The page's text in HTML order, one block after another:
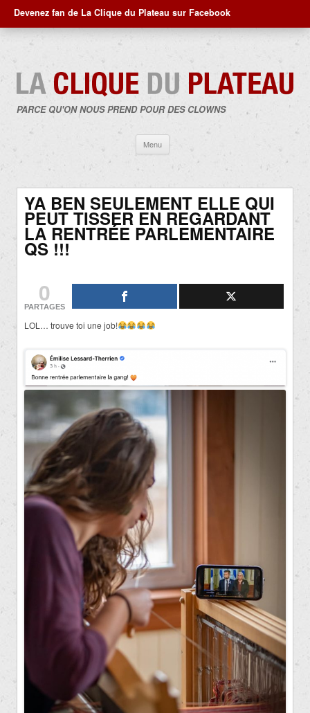
Devenez fan de La Clique du Plateau sur Facebook
PARCE QU'ON NOUS PREND POUR DES CLOWNS
Menu
contenu
YA BEN SEULEMENT ELLE QUI
PEUT TISSER EN REGARDANT
LA RENTRÉE PARLEMENTAIRE
QS !!!
0
PARTAGES
LOL… trouve toi une job!